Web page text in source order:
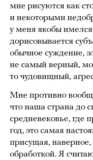
мне рисуются как
и некоторыми
у меня якобы
дорисовывается
обычное суждение,
не самый верный,
то чудовищный,
Мне противно
что наша страна до
средневековье, где
год, это самая
присущая, наверное,
обработкой. Я